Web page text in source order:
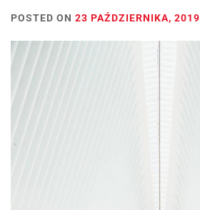
POSTED ON 23 PAŹDZIERNIKA, 2019